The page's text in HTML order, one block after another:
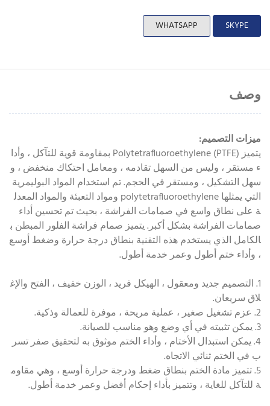
SKYPE
WHATSAPP
وصف
ميزات التصميم:
يتميز Polytetrafluoroethylene (PTFE) بمقاومة قوية للتآكل ، وأدا
ء مستقر ، وليس من السهل تقادمه ، ومعامل احتكاك منخفض ، و
سهل التشكيل ، ومستقر في الحجم. تم استخدام المواد البوليمرية
التي يمثلها polytetrafluoroethylene ومواد التعبئة والمواد المعدل
ة على نطاق واسع في صمامات الفراشة ، بحيث تم تحسين أداء
صمامات الفراشة بشكل أكبر. يتميز صمام فراشة الفلور المبطن ب
الكامل الذي يستخدم هذه التقنية بنطاق درجة حرارة وضغط أوسع
، وأداء ختم أطول وعمر خدمة أطول.
1. التصميم جديد ومعقول ، الهيكل فريد ، الوزن خفيف ، الفتح والإغ
لاق سريعان.
2. عزم تشغيل صغير ، عملية مريحة ، موفرة للعمالة وذكية.
3. يمكن تثبيته في أي وضع وهو مناسب للصيانة.
4. يمكن استبدال الأختام ، وأداء الختم موثوق به لتحقيق صفر تسر
ب في الختم ثنائي الاتجاه.
5. تتميز مادة الختم بنطاق ضغط ودرجة حرارة أوسع ، وهي مقاوم
ة للتآكل للغاية ، وتتميز بأداء إحكام أفضل وعمر خدمة أطول.